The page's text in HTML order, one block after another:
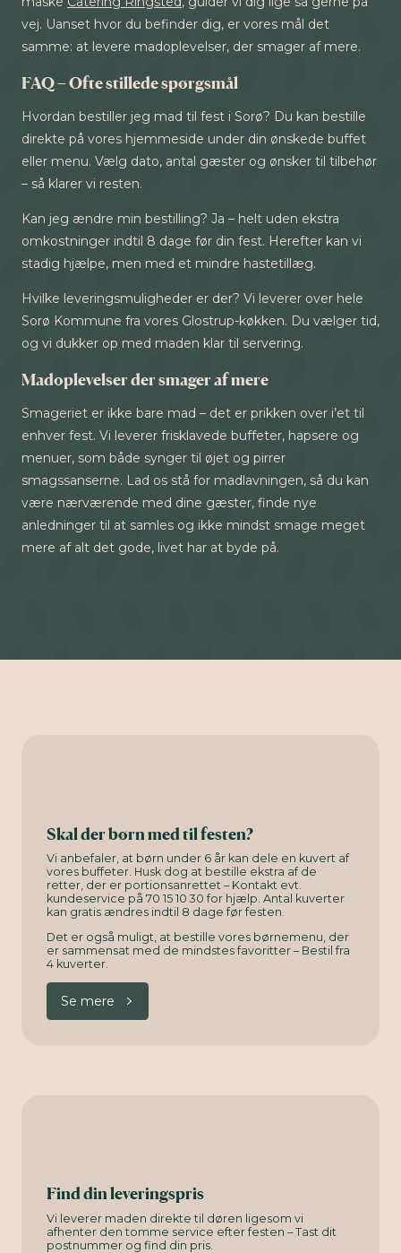
vej. Uanset hvor du befinder dig, er vores mål det
samme: at levere madoplevelser, der smager af mere.
FAQ – Ofte stillede spørgsmål
Hvordan bestiller jeg mad til fest i Sorø? Du kan bestille
direkte på vores hjemmeside under din ønskede buffet
eller menu. Vælg dato, antal gæster og ønsker til tilbehør
– så klarer vi resten.
Kan jeg ændre min bestilling? Ja – helt uden ekstra
omkostninger indtil 8 dage før din fest. Herefter kan vi
stadig hjælpe, men med et mindre hastetillæg.
Hvilke leveringsmuligheder er der? Vi leverer over hele
Sorø Kommune fra vores Glostrup-køkken. Du vælger tid,
og vi dukker op med maden klar til servering.
Madoplevelser der smager af mere
Smageriet er ikke bare mad – det er prikken over i’et til
enhver fest. Vi leverer frisklavede buffeter, hapsere og
menuer, som både synger til øjet og pirrer
smagssanserne. Lad os stå for madlavningen, så du kan
være nærværende med dine gæster, finde nye
anledninger til at samles og ikke mindst smage meget
mere af alt det gode, livet har at byde på.
Skal der børn med til festen?
Vi anbefaler, at børn under 6 år kan dele en kuvert af
vores buffeter. Husk dog at bestille ekstra af de
retter, der er portionsanrettet – Kontakt evt.
kundeservice på 70 15 10 30 for hjælp. Antal kuverter
kan gratis ændres indtil 8 dage før festen.
Det er også muligt, at bestille vores børnemenu, der
er sammensat med de mindstes favoritter – Bestil fra
4 kuverter.
Se mere
Find din leveringspris
Vi leverer maden direkte til døren ligesom vi
afhenter den tomme service efter festen – Tast dit
postnummer og find din pris.